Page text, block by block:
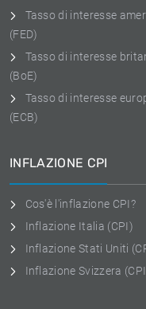
Tasso di interesse
(FED)
Tasso di interesse
(BoE)
Tasso di interesse
(ECB)
INFLAZIONE CPI
Cos'è l'inflazione CPI?
Inflazione Italia (CPI)
Inflazione Stati Uniti
Inflazione Svizzera